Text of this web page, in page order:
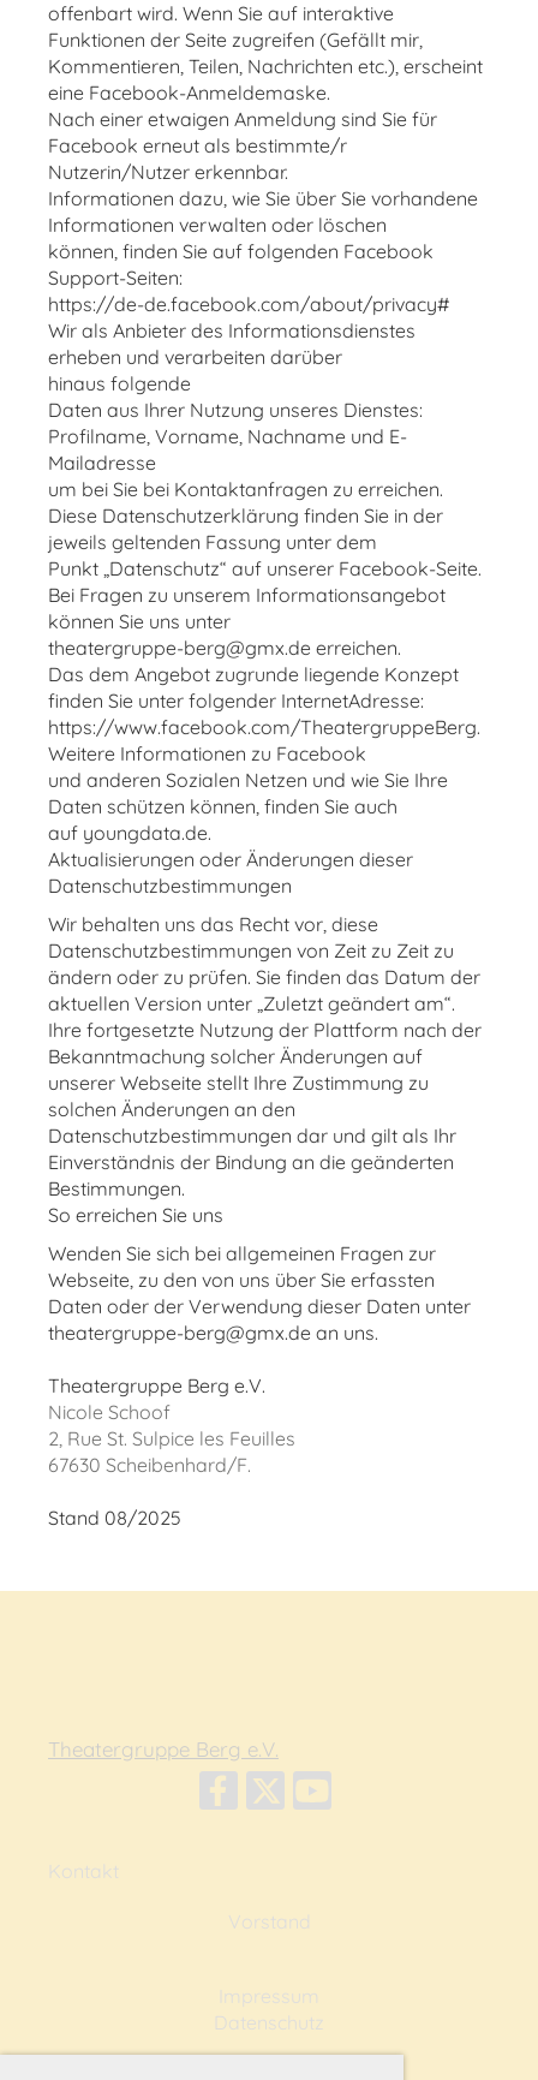
offenbart wird. Wenn Sie auf interaktive
Funktionen der Seite zugreifen (Gefällt mir,
Kommentieren, Teilen, Nachrichten etc.), erscheint
eine Facebook-Anmeldemaske.
Nach einer etwaigen Anmeldung sind Sie für
Facebook erneut als bestimmte/r
Nutzerin/Nutzer erkennbar.
Informationen dazu, wie Sie über Sie vorhandene
Informationen verwalten oder löschen
können, finden Sie auf folgenden Facebook
Support-Seiten:
https://de-de.facebook.com/about/privacy#
Wir als Anbieter des Informationsdienstes
erheben und verarbeiten darüber
hinaus folgende
Daten aus Ihrer Nutzung unseres Dienstes:
Profilname, Vorname, Nachname und E-
Mailadresse
um bei Sie bei Kontaktanfragen zu erreichen.
Diese Datenschutzerklärung finden Sie in der
jeweils geltenden Fassung unter dem
Punkt „Datenschutz“ auf unserer Facebook-Seite.
Bei Fragen zu unserem Informationsangebot
können Sie uns unter
theatergruppe-berg@gmx.de erreichen.
Das dem Angebot zugrunde liegende Konzept
finden Sie unter folgender InternetAdresse:
https://www.facebook.com/TheatergruppeBerg.
Weitere Informationen zu Facebook
und anderen Sozialen Netzen und wie Sie Ihre
Daten schützen können, finden Sie auch
auf youngdata.de.
Aktualisierungen oder Änderungen dieser
Datenschutzbestimmungen
Wir behalten uns das Recht vor, diese
Datenschutzbestimmungen von Zeit zu Zeit zu
ändern oder zu prüfen. Sie finden das Datum der
aktuellen Version unter „Zuletzt geändert am“.
Ihre fortgesetzte Nutzung der Plattform nach der
Bekanntmachung solcher Änderungen auf
unserer Webseite stellt Ihre Zustimmung zu
solchen Änderungen an den
Datenschutzbestimmungen dar und gilt als Ihr
Einverständnis der Bindung an die geänderten
Bestimmungen.
So erreichen Sie uns
Wenden Sie sich bei allgemeinen Fragen zur
Webseite, zu den von uns über Sie erfassten
Daten oder der Verwendung dieser Daten unter
theatergruppe-berg@gmx.de an uns.
Theatergruppe Berg e.V.
Nicole Schoof
2, Rue St. Sulpice les Feuilles
67630 Scheibenhard/F.
Stand 08/2025
Theatergruppe Berg e.V.
Kontakt
Vorstand
Impressum
Datenschutz